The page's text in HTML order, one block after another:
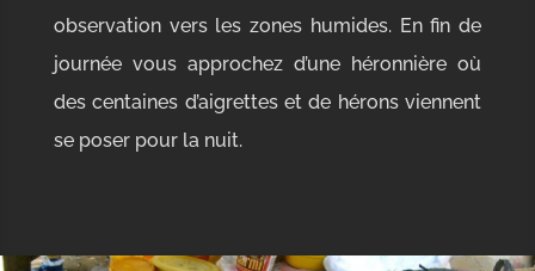
observation vers les zones humides. En fin de
journée vous approchez d’une héronnière où
des centaines d’aigrettes et de hérons viennent
se poser pour la nuit.